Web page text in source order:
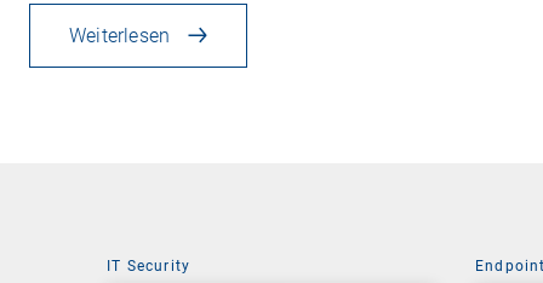
Weiterlesen
IT Security